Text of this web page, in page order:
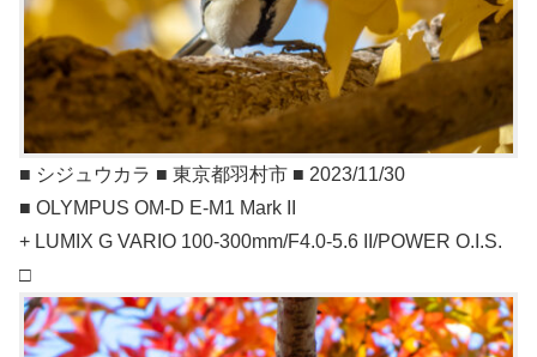
■ シジュウカラ ■ 東京都羽村市 ■ 2023/11/30
■ OLYMPUS OM-D E-M1 Mark II
+ LUMIX G VARIO 100-300mm/F4.0-5.6 II/POWER O.I.S.
□